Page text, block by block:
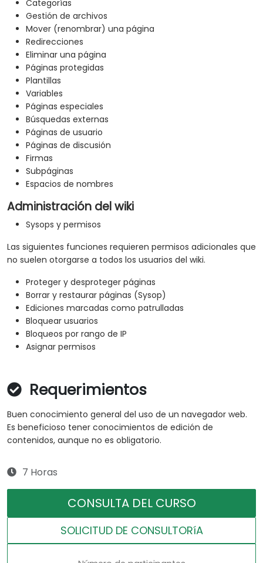
Categorías
Gestión de archivos
Mover (renombrar) una página
Redirecciones
Eliminar una página
Páginas protegidas
Plantillas
Variables
Páginas especiales
Búsquedas externas
Páginas de usuario
Páginas de discusión
Firmas
Subpáginas
Espacios de nombres
Administración del wiki
Sysops y permisos
Las siguientes funciones requieren permisos adicionales que
no suelen otorgarse a todos los usuarios del wiki.
Proteger y desproteger páginas
Borrar y restaurar páginas (Sysop)
Ediciones marcadas como patrulladas
Bloquear usuarios
Bloqueos por rango de IP
Asignar permisos
Requerimientos
Buen conocimiento general del uso de un navegador web.
Es beneficioso tener conocimientos de edición de
contenidos, aunque no es obligatorio.
7 Horas
CONSULTA DEL CURSO
SOLICITUD DE CONSULTORíA